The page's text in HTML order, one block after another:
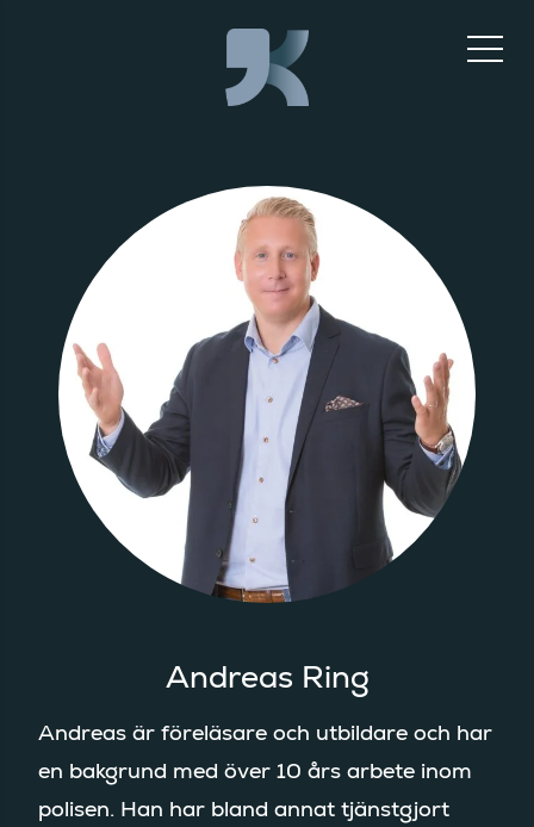
Andreas Ring
Andreas är föreläsare och utbildare och har
en bakgrund med över 10 års arbete inom
polisen. Han har bland annat tjänstgjort